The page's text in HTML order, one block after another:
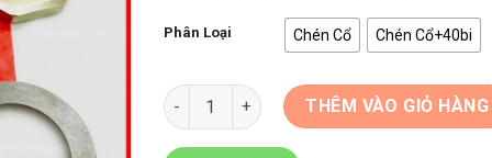
Phân Loại Chén Cổ Chén Cổ+40bi
Bộ Chén Cổ Xe Star Sr 125cc Chính Hãng
THÊM VÀO GIỎ HÀNG